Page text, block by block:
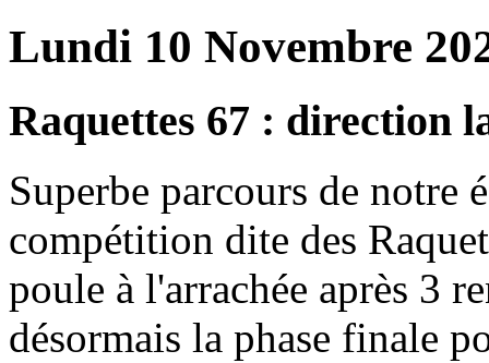
Lundi 10 Novembre
Raquettes 67 : direction
Superbe parcours de notre
compétition dite des
poule à l'arrachée après 3
désormais la phase finale